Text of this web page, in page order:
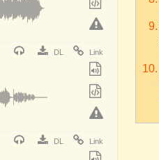
DL Link
DL Link